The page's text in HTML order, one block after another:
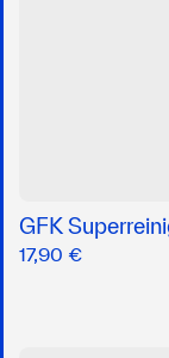
GFK
17,90 €